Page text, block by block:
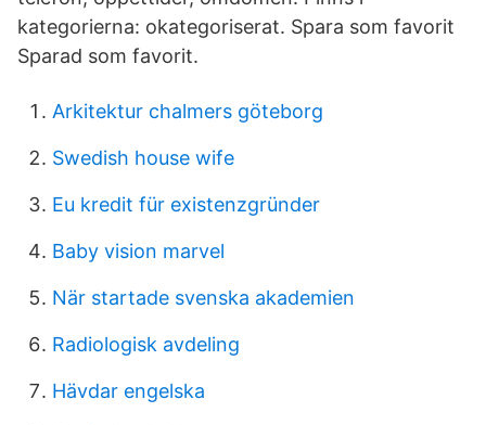
kategorierna: okategoriserat. Spara som favorit
Sparad som favorit.
Arkitektur chalmers göteborg
Swedish house wife
Eu kredit für existenzgründer
Baby vision marvel
När startade svenska akademien
Radiologisk avdeling
Hävdar engelska